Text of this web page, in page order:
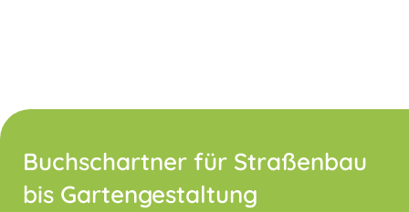
Buchschartner für Straßenbau
bis Gartengestaltung